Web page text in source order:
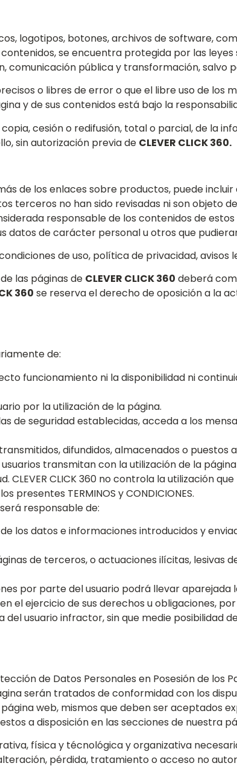
logotipos, botones, archivos de software,
se encuentra protegida por las
comunicación pública y transformación, salvo
o libres de error o que el libre uso de los
y de sus contenidos está bajo la
cesión o redifusión, total o parcial, de la
sin autorización previa de CLEVER CLICK 360.
de los enlaces sobre productos, puede incluir
terceros no han sido revisadas ni son objeto
responsable de los contenidos de estos
datos de carácter personal u otros que
de uso, política de privacidad, avisos
las páginas de CLEVER CLICK 360 deberá
360 se reserva el derecho de oposición a la
de:
funcionamiento ni la disponibilidad ni
por la utilización de la página.
de seguridad establecidas, acceda a los
difundidos, almacenados o puestos
transmitan con la utilización de la
CLICK 360 no controla la utilización
TERMINOS y CONDICIONES.
responsable de:
los datos e informaciones introducidos y
de terceros, o actuaciones ilícitas, lesivas
por parte del usuario podrá llevar aparejada
el ejercicio de sus derechos u obligaciones,
usuario infractor, sin que medie posibilidad
de Datos Personales en Posesión de los
serán tratados de conformidad con los
web, mismos que deben ser aceptados
a disposición en las secciones de nuestra
física y técnológica y organizativa
pérdida, tratamiento o acceso no